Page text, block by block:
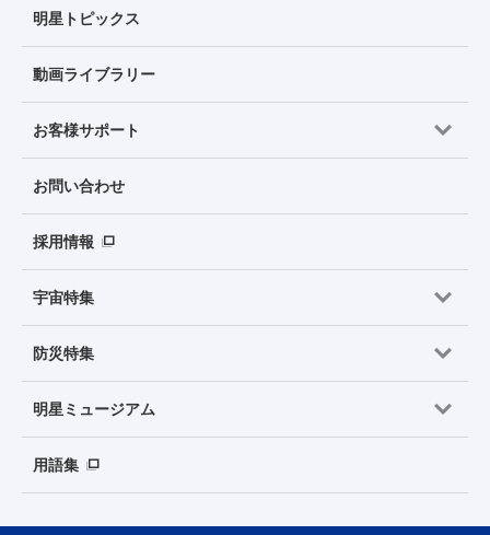
明星トピックス
動画ライブラリー
お客様サポート
お問い合わせ
採用情報
宇宙特集
防災特集
明星ミュージアム
用語集